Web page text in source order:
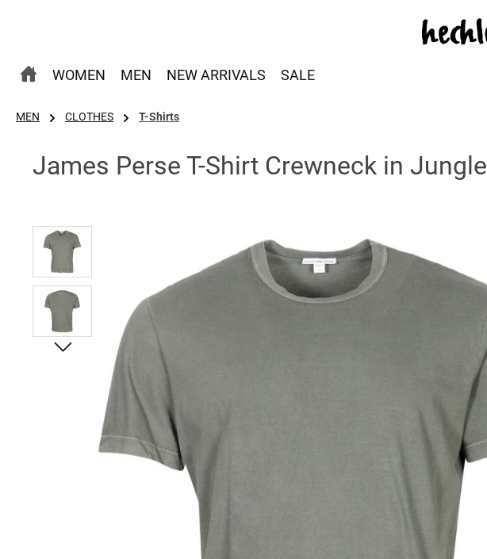
WOMEN MEN NEW ARRIVALS SALE
MEN CLOTHES T-Shirts
James Perse T-Shirt Crewneck in Jungle
Bildergalerie überspringen